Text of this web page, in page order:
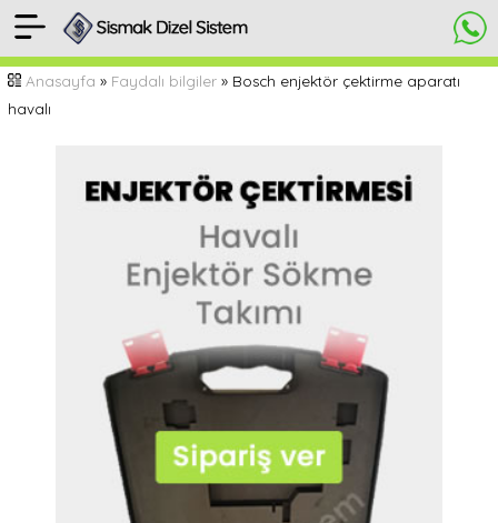
[
Anasayfa
]
enjektör
Anasayfa » Faydalı bilgiler» Bosch enjektör çektirme aparatı
havalı